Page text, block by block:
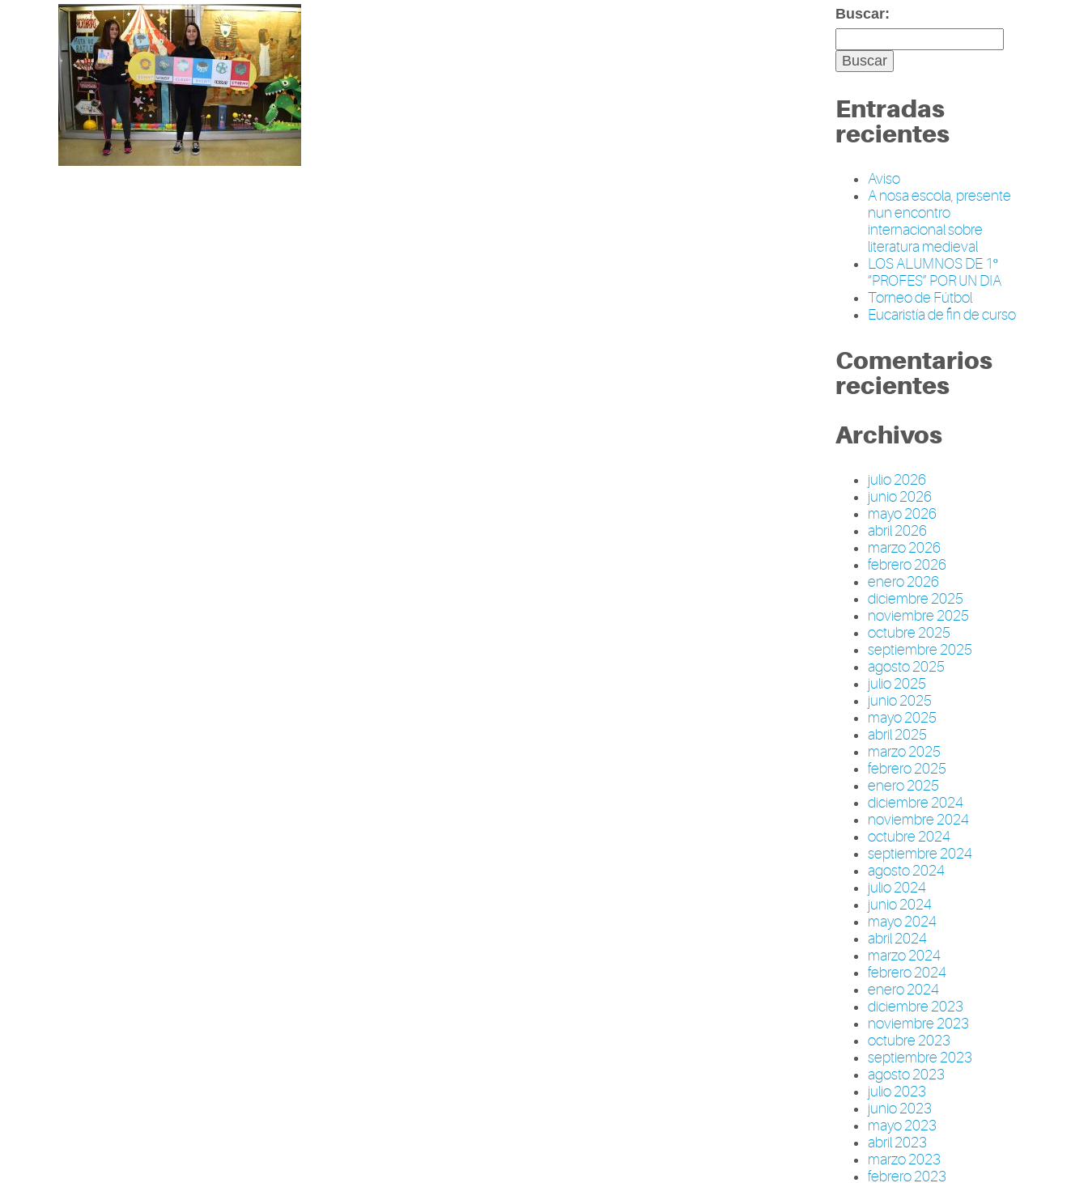
Buscar:
Entradas
recientes
Aviso
A nosa escola, presente
nun encontro
internacional sobre
literatura medieval
LOS ALUMNOS DE 1º
“PROFES” POR UN DIA
Torneo de Fútbol
Eucaristía de fin de curso
Comentarios
recientes
Archivos
julio 2026
junio 2026
mayo 2026
abril 2026
marzo 2026
febrero 2026
enero 2026
diciembre 2025
noviembre 2025
octubre 2025
septiembre 2025
agosto 2025
julio 2025
junio 2025
mayo 2025
abril 2025
marzo 2025
febrero 2025
enero 2025
diciembre 2024
noviembre 2024
octubre 2024
septiembre 2024
agosto 2024
julio 2024
junio 2024
mayo 2024
abril 2024
marzo 2024
febrero 2024
enero 2024
diciembre 2023
noviembre 2023
octubre 2023
septiembre 2023
agosto 2023
julio 2023
junio 2023
mayo 2023
abril 2023
marzo 2023
febrero 2023